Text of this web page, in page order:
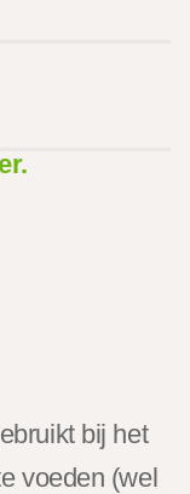
bij het
voeden (wel